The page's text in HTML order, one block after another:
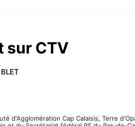
sur CTV
d'Agglomération Cap Calaisis, Terre